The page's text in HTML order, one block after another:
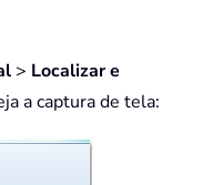
> Localizar e
a captura de tela: